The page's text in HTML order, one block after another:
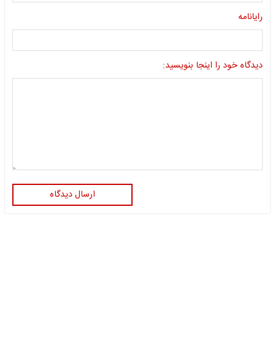
رایانامه
دیدگاه خود را اینجا بنویسید:
ارسال دیدگاه